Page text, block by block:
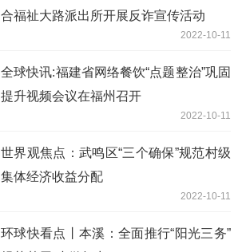
合福祉大路派出所开展反诈宣传活动
2022-10-11
全球快讯:福建省网络餐饮“点题整治”巩固
提升视频会议在福州召开
2022-10-11
世界观焦点：武鸣区“三个确保”规范村级
集体经济收益分配
2022-10-11
环球快看点丨本溪：全面推行“阳光三务”